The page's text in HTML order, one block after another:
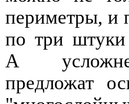
периметры, и
по три штуки
А
предложат